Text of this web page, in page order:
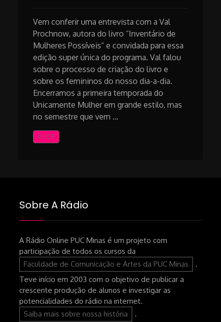
Vem conferir uma entrevista com a Val
Prochnow, autora do livro “Inventário de
Mulheres Possíveis” e convidada para essa
edição super única do programa. Val falou
sobre o processo de criação do livro e
sobre os femininos do nosso dia-a-dia.
Encerramos a primeira temporada do
Unicamente Mulher em grande estilo, mas
no semestre que vem …
OUÇA
Sobre A Rádio
A Rádio Online PUC Minas é um projeto com
participação de todos os cursos da
Faculdade de Comunicação e Artes da PUC Minas
.
Teve início em 2003 com o objetivo de publicar a
crescente produção de alunos e investigar as
potencialidades do rádio na internet.
Saiba mais sobre nossa história
.